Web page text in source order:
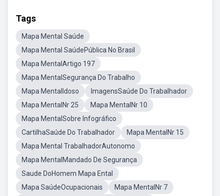
Tags
Mapa Mental Saúde
Mapa Mental SaúdePública No Brasil
Mapa MentalArtigo 197
Mapa MentalSegurança Do Trabalho
Mapa MentalIdoso
ImagensSaúde Do Trabalhador
Mapa MentalNr 25
Mapa MentalNr 10
Mapa MentalSobre Infográfico
CartilhaSaúde Do Trabalhador
Mapa MentalNr 15
Mapa Mental TrabalhadorAutonomo
Mapa MentalMandado De Segurança
Saude DoHomem Mapa Ental
Mapa SaúdeOcupacionais
Mapa MentalNr 7